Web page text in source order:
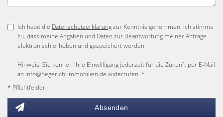
Ich habe die Datenschutzerklärungzur Kenntnis genommen. Ich stimme
zu, dass meine Angaben und Daten zur Beantwortung meiner Anfrage
elektronisch erhoben und gespeichert werden.
Hinweis: Sie können Ihre Einwilligung jederzeit für die Zukunft per E-Mail
an info@hegerich-immobilien.de widerrufen. *
* Pflichtfelder
Absenden